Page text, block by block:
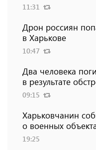
11:31
Дрон россиян
в Харькове
10:47
Два человека
в результате
09:15
Харьковчанин
о военных
19:25